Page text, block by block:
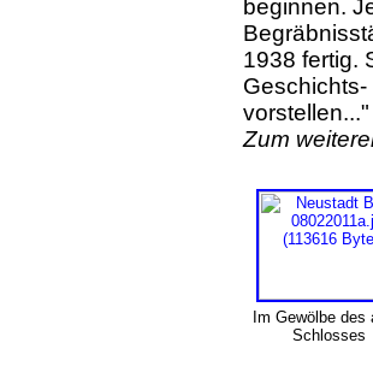
beginnen.
1938 fertig.
Zum
Im Gewölbe des
Schlosses